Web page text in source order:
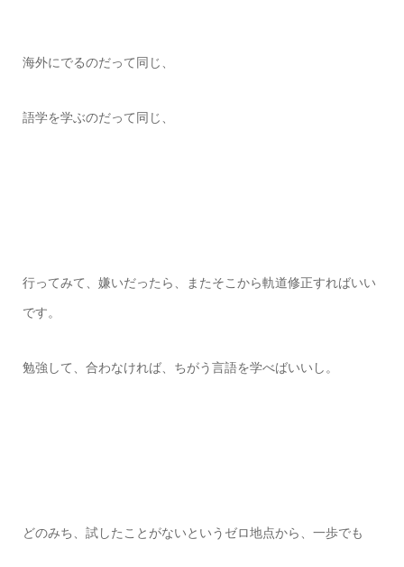
海外にでるのだって同じ、
語学を学ぶのだって同じ、
行ってみて、嫌いだったら、またそこから軌道修正すればいい
です。
勉強して、合わなければ、ちがう言語を学べばいいし。
どのみち、試したことがないというゼロ地点から、一歩でも